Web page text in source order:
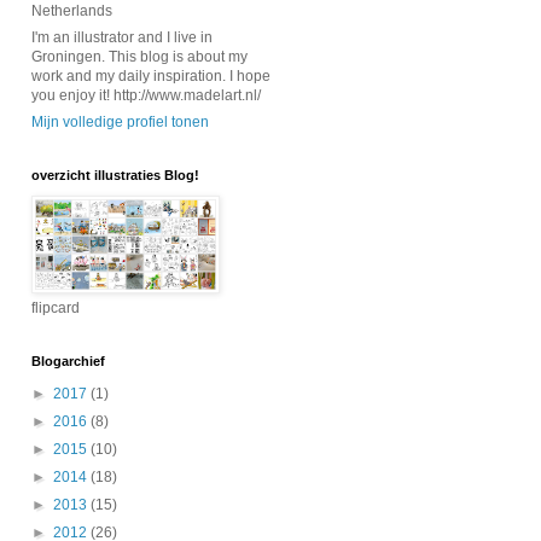
Netherlands
I'm an illustrator and I live in
Groningen. This blog is about my
work and my daily inspiration. I hope
you enjoy it! http://www.madelart.nl/
Mijn volledige profiel tonen
overzicht illustraties Blog!
flipcard
Blogarchief
► 2017 (1)
► 2016 (8)
► 2015 (10)
► 2014 (18)
► 2013 (15)
► 2012 (26)